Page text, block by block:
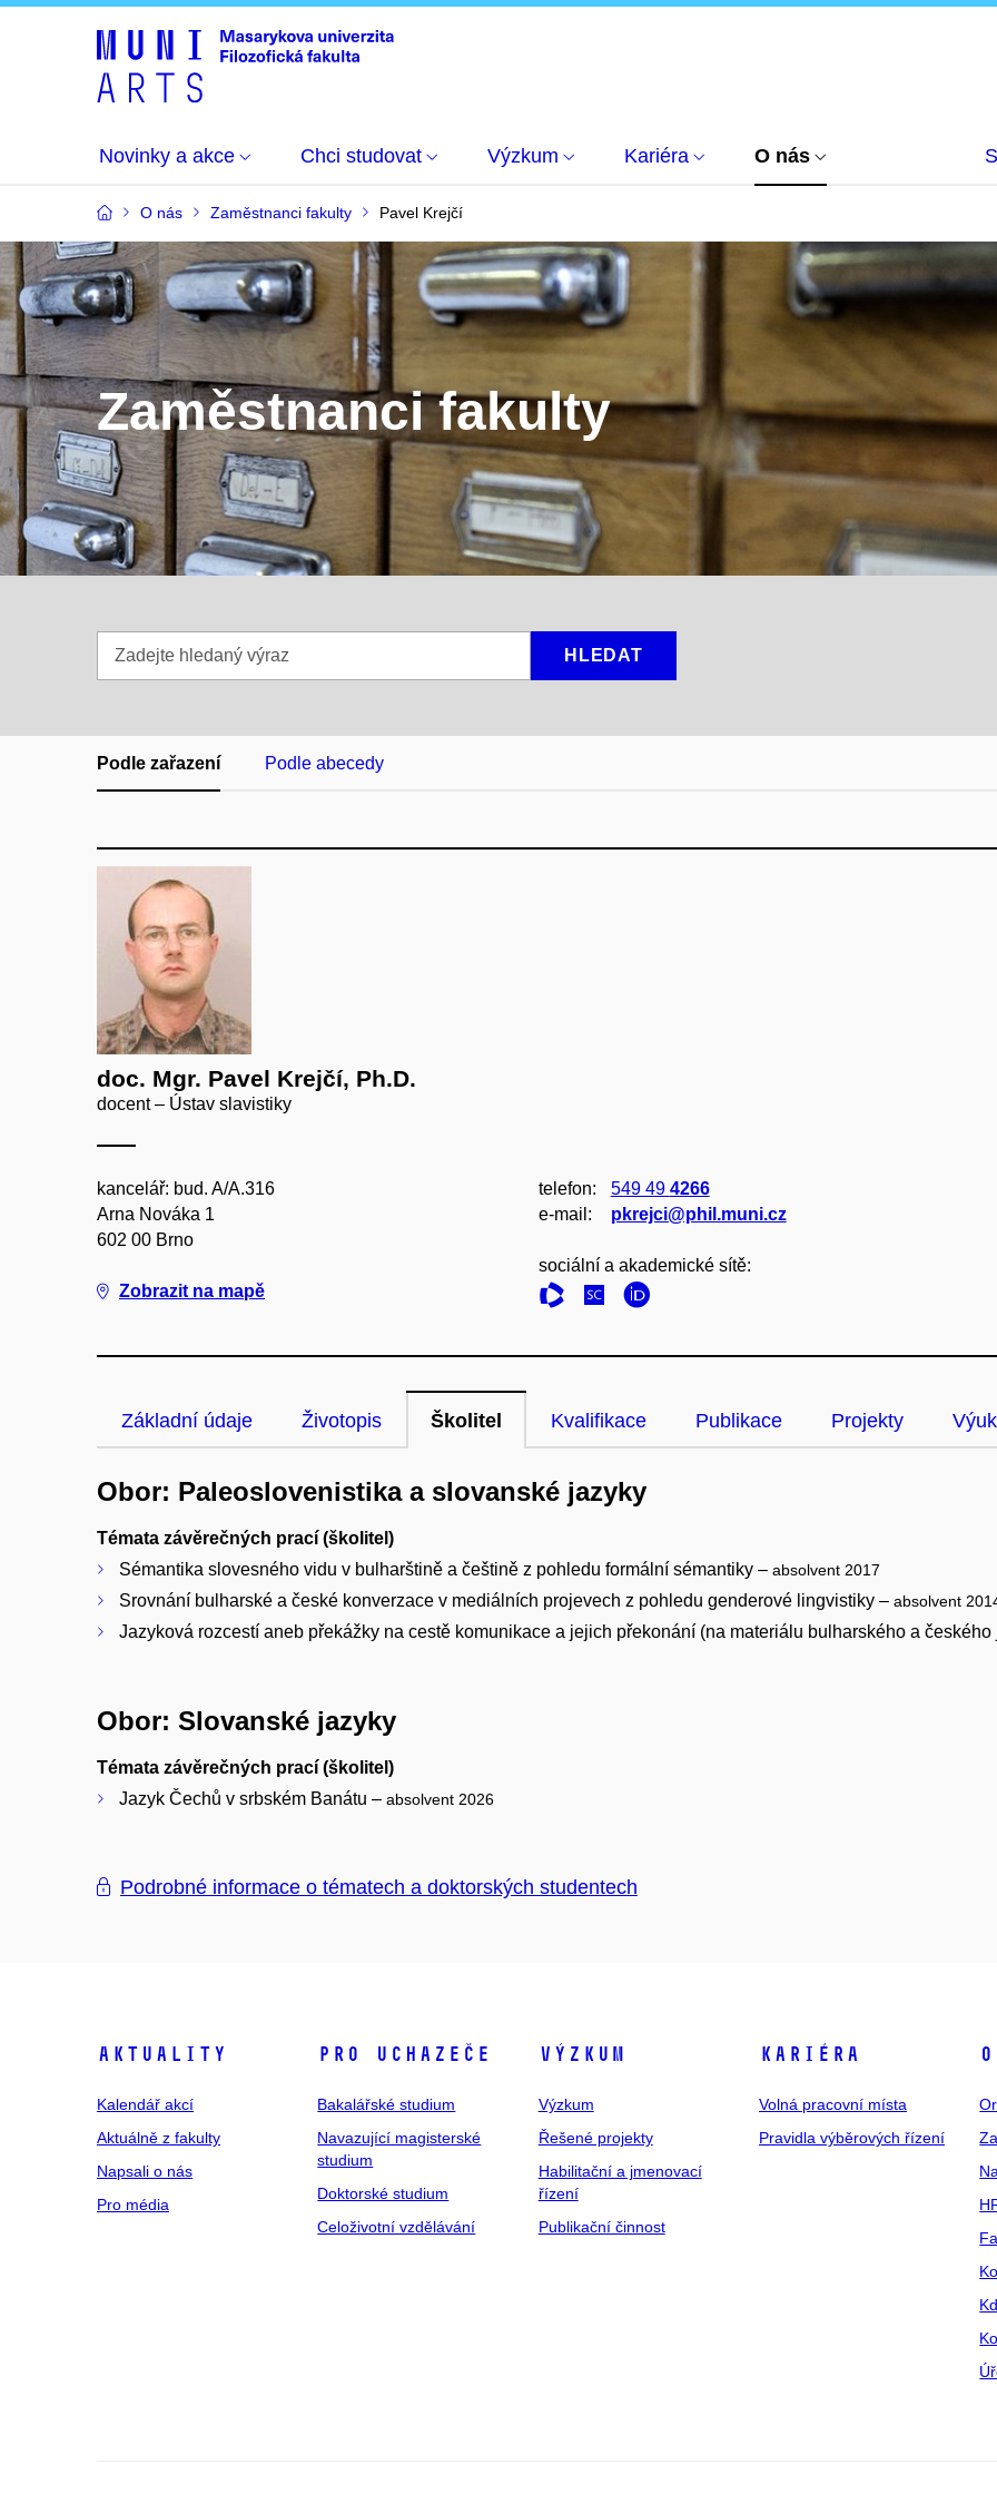
Novinky a akce Chci studovat Výzkum Kariéra O nás
O nás Zaměstnanci fakulty Pavel Krejčí
Zaměstnanci fakulty
hledaný
HLEDAT
Podle zařazení Podle abecedy
doc. Mgr. Pavel Krejčí, Ph.D.
docent – Ústav slavistiky
kancelář: bud. A/A.316
Arna Nováka 1
602 00 Brno
Zobrazit na mapě
telefon: 549 49 4266
e‑mail:
pkrejci@phil.muni.cz
sociální a akademické sítě:
Základní údaje Životopis Školitel Kvalifikace Publikace Projekty
Obor: Paleoslovenistika a slovanské jazyky
Témata závěrečných prací (školitel)
Sémantika slovesného vidu v bulharštině a češtině z pohledu formální sémantiky – absolvent 2017
Srovnání bulharské a české konverzace v mediálních projevech z pohledu genderové lingvistiky – absolvent
Jazyková rozcestí aneb překážky na cestě komunikace a jejich překonání (na materiálu bulharského a
Obor: Slovanské jazyky
Témata závěrečných prací (školitel)
Jazyk Čechů v srbském Banátu – absolvent 2026
Podrobné informace o tématech a doktorských studentech
Aktuality
Kalendář akcí
Aktuálně z fakulty
Napsali o nás
Pro média
Pro uchazeče
Bakalářské studium
Navazující magisterské
studium
Doktorské studium
Celoživotní vzdělávání
Výzkum
Výzkum
Řešené projekty
Habilitační a jmenovací
řízení
Publikační činnost
Kariéra
Volná pracovní místa
Pravidla výběrových řízení